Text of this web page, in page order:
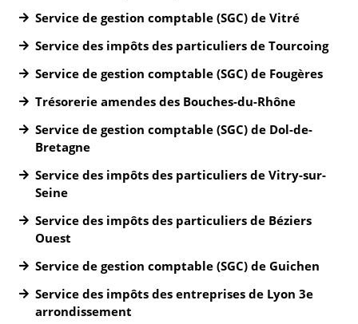
Service de gestion comptable (SGC) de Vitré
Service des impôts des particuliers de Tourcoing
Service de gestion comptable (SGC) de Fougères
Trésorerie amendes des Bouches-du-Rhône
Service de gestion comptable (SGC) de Dol-de-
Bretagne
Service des impôts des particuliers de Vitry-sur-
Seine
Service des impôts des particuliers de Béziers
Ouest
Service de gestion comptable (SGC) de Guichen
Service des impôts des entreprises de Lyon 3e
arrondissement